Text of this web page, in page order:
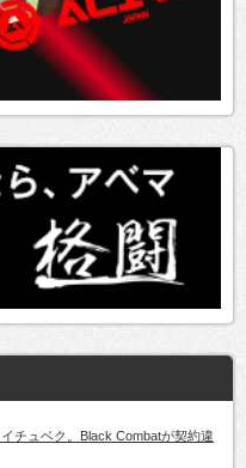
チュベク。Black Combatが契約違